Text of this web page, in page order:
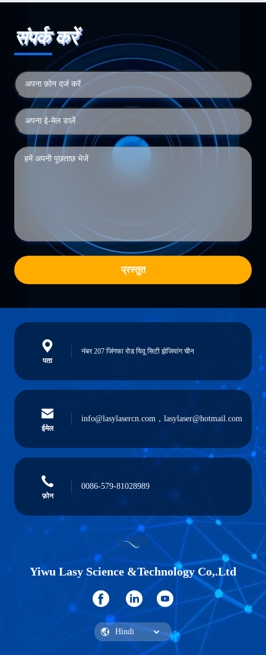
संपर्क करें
प्रस्तुत
पता
नंबर 207 जिंगफा रोड यिवू सिटी झेजियांग चीन
ईमेल
info@lasylasercn.com，lasylaser@hotmail.com
फ़ोन
0086-579-81028989
Yiwu Lasy Science &Technology Co,.Ltd